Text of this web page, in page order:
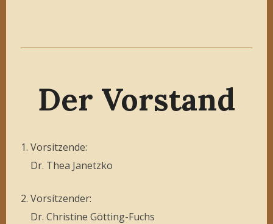
Der Vorstand
1. Vorsitzende:
Dr. Thea Janetzko
2. Vorsitzender:
Dr. Christine Götting-Fuchs